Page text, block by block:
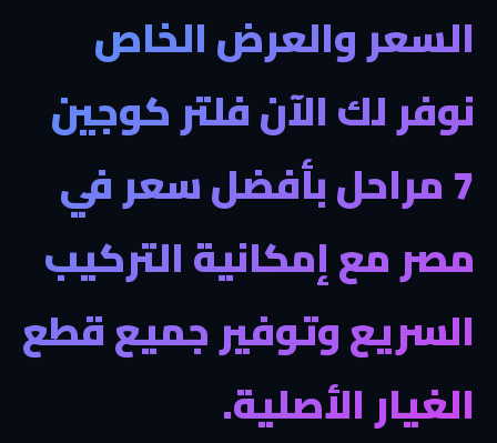
السعر والعرض الخاص
نوفر لك الآن فلتر كوجين
7 مراحل بأفضل سعر في
مصر مع إمكانية التركيب
السريع وتوفير جميع قطع
الغيار الأصلية.